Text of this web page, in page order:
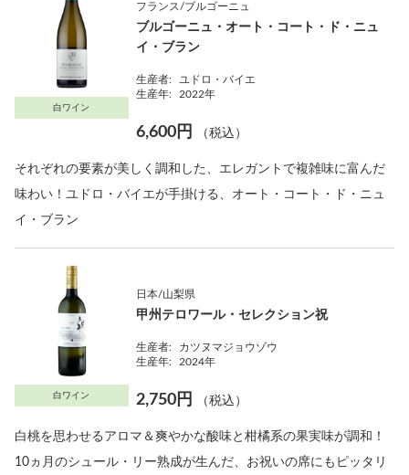
白ワイン
フランス/ブルゴーニュ
ブルゴーニュ・オート・コート・ド・ニュ
イ・ブラン
生産者:
ユドロ・バイエ
生産年:
2022年
6,600円 （税込）
それぞれの要素が美しく調和した、エレガントで複雑味に富んだ
味わい！ユドロ・バイエが手掛ける、オート・コート・ド・ニュ
イ・ブラン
白ワイン
日本/山梨県
甲州テロワール・セレクション祝
生産者:
カツヌマジョウゾウ
生産年:
2024年
2,750円 （税込）
白桃を思わせるアロマ＆爽やかな酸味と柑橘系の果実味が調和！
10ヵ月のシュール・リー熟成が生んだ、お祝いの席にもピッタリ